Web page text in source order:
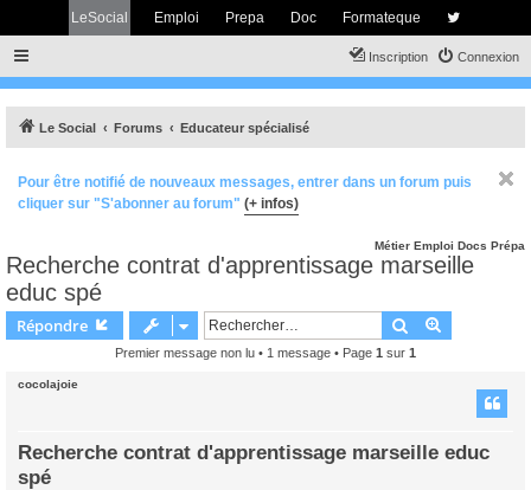
LeSocial Emploi Prepa Doc Formateque
Connexion
Inscription
Le Social Forums Educateur spécialisé
Pour être notifié de nouveaux messages, entrer dans un forum puis
cliquer sur "S'abonner au forum" (+ infos)
Métier Emploi Docs Prépa
Recherche contrat d'apprentissage marseille
educ spé
Répondre Rechercher
Premier message non lu • 1 message • Page 1 sur 1
cocolajoie
Recherche contrat d'apprentissage marseille educ
spé